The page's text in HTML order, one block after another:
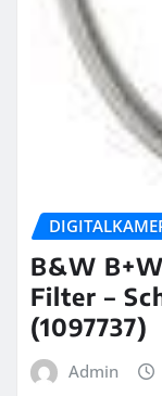
B&W
Filter –
(1097737)
Admin